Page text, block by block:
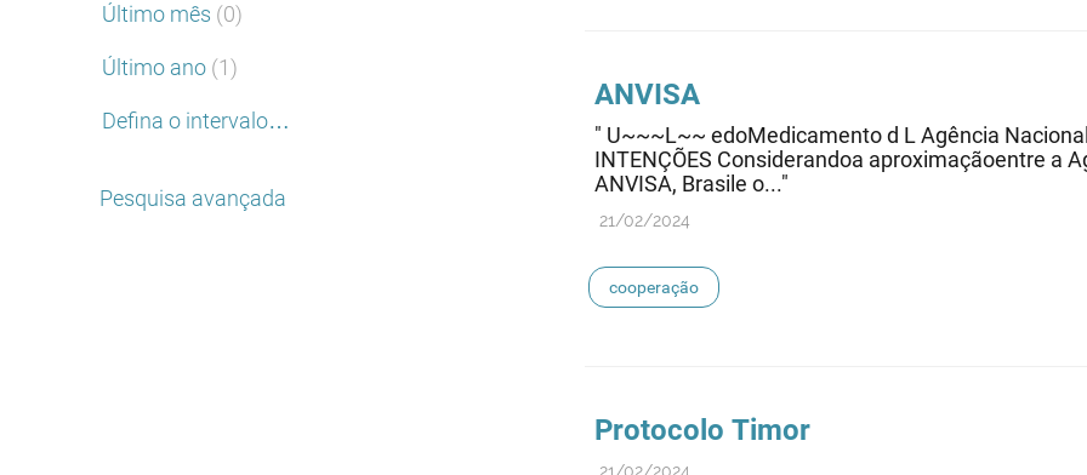
Último mês (0)
Último ano (1)
Defina o intervalo…
Pesquisa avançada
ANVISA
" U~~~L~~ edoMedicamento d L Agência
INTENÇÕES Considerandoa aproximaçãoentre a
ANVISA, Brasile o..."
21/02/2024
cooperação
Protocolo Timor